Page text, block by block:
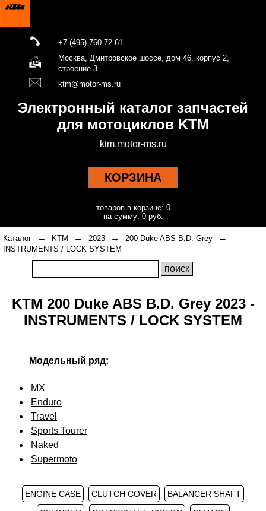
+7 (495) 760-72-61
Москва, Дмитровское шоссе, дом 46, корпус 2,
строение 3
ktm@motor-ms.ru
Электронный каталог запчастей
для мотоциклов KTM
ktm.motor-ms.ru
КОРЗИНА
товаров в корзине: 0
на сумму: 0 руб.
Каталог → KTM → 2023 → 200 Duke ABS B.D. Grey →
INSTRUMENTS / LOCK SYSTEM
KTM 200 Duke ABS B.D. Grey 2023 -
INSTRUMENTS / LOCK SYSTEM
Модельный ряд:
MX
Enduro
Travel
Sports Tourer
Naked
Supermoto
ENGINE CASE CLUTCH COVER
BALANCER SHAFT